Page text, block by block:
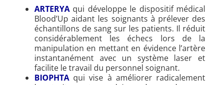
ARTERYA qui développe le dispositif médical
Blood’Up aidant les soignants à prélever des
échantillons de sang sur les patients. Il réduit
considérablement les échecs lors de la
manipulation en mettant en évidence l’artère
instantanément avec un système laser et
facilite le travail du personnel soignant.
BIOPHTA qui vise à améliorer radicalement